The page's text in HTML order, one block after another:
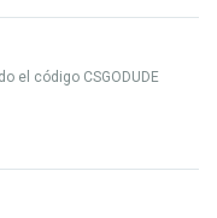
el código CSGODUDE